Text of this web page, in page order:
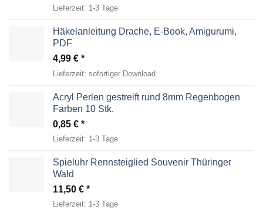
Lieferzeit: 1-3 Tage
Häkelanleitung Drache, E-Book, Amigurumi,
PDF
4,99 €
Lieferzeit: sofortiger Download
Acryl Perlen gestreift rund 8mm Regenbogen
Farben 10 Stk.
0,85 €
Lieferzeit: 1-3 Tage
Spieluhr Rennsteiglied Souvenir Thüringer
Wald
11,50 €
Lieferzeit: 1-3 Tage